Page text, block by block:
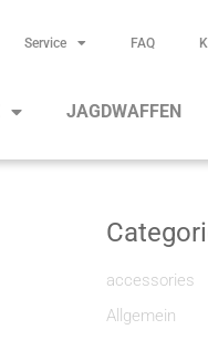
Service FAQ
JAGDWAFFEN
accessories
Allgemein